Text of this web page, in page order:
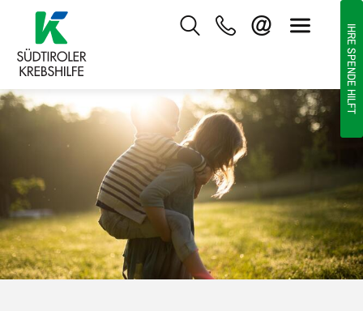
IHRE SPENDE HILFT